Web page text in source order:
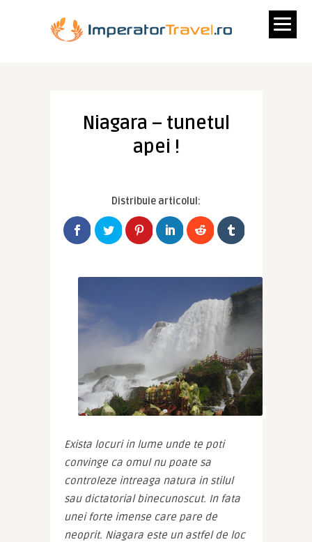
Niagara – tunetul
apei !
Distribuie articolul:
Exista locuri in lume unde te poti
convinge ca omul nu poate sa
controleze intreaga natura in stilul
sau dictatorial binecunoscut. In fata
unei forte imense care pare de
neoprit. Niagara este un astfel de loc